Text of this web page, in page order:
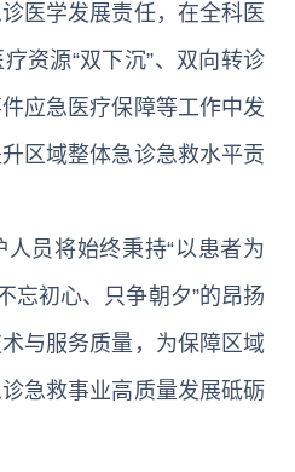
医学发展责任，在全科医
资源“双下沉”、双向转诊
应急医疗保障等工作中发
区域整体急诊急救水平贡
员将始终秉持“以患者为
忘初心、只争朝夕”的昂扬
与服务质量，为保障区域
急救事业高质量发展砥砺